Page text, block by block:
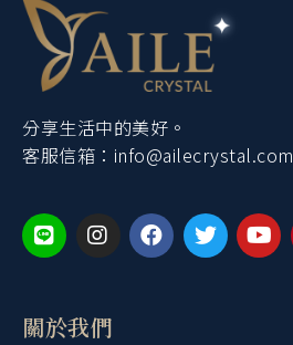
分享生活中的美好。
客服信箱： info@ailecrystal.com
關於我們